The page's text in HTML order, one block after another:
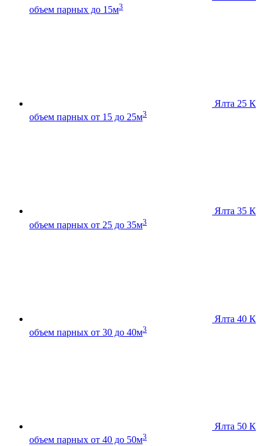
объем парных до 15м3
Ялта 25 К
объем парных от 15 до 25м3
Ялта 35 К
объем парных от 25 до 35м3
Ялта 40 К
объем парных от 30 до 40м3
Ялта 50 К
объем парных от 40 до 50м3